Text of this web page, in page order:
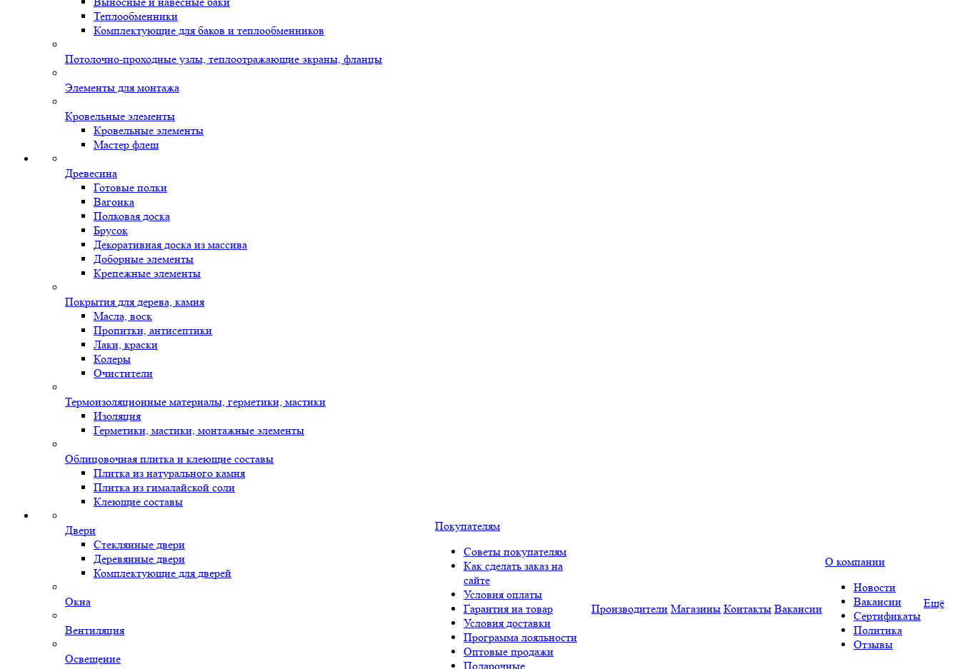
Теплообменники
Комплектующие для баков и теплообменников
Потолочно-проходные узлы, теплоотражающие экраны, фланцы
Элементы для монтажа
Кровельные элементы
Кровельные элементы
Мастер флеш
Древесина
Готовые полки
Вагонка
Полковая доска
Брусок
Декоративная доска из массива
Доборные элементы
Крепежные элементы
Покрытия для дерева, камня
Масла, воск
Пропитки, антисептики
Лаки, краски
Колеры
Очистители
Термоизоляционные материалы, герметики, мастики
Изоляция
Герметики, мастики, монтажные элементы
Облицовочная плитка и клеющие составы
Плитка из натурального камня
Плитка из гималайской соли
Клеющие составы
Двери
Стеклянные двери
Деревянные двери
Комплектующие для дверей
Окна
Вентиляция
Освещение
Покупателям
Советы покупателям
Как сделать заказ на
сайте
Условия оплаты
Гарантия на товар
Условия доставки
Программа лояльности
Оптовые продажи
Подарочные
Производители Магазины Контакты Вакансии
О компании
Новости
Вакансии
Сертификаты
Политика
Отзывы
Ещё